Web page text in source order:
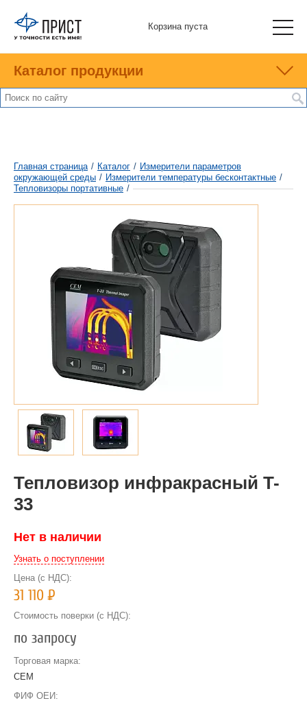
Корзина пуста
Каталог продукции
Главная страница / Каталог / Измерители параметров
окружающей среды / Измерители температуры бесконтактные /
Тепловизоры портативные /
Тепловизор инфракрасный T-
33
Нет в наличии
Узнать о поступлении
Цена (с НДС):
31 110Р
Стоимость поверки (с НДС):
по запросу
Торговая марка:
CEM
ФИФ ОЕИ: